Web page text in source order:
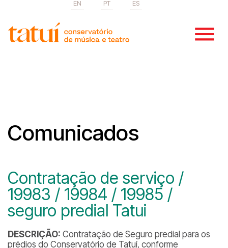
EN PT ES
Comunicados
Contratação de serviço /
19983 / 19984 / 19985 /
seguro predial Tatui
DESCRIÇÃO: Contratação de Seguro predial para os
prédios do Conservatório de Tatuí, conforme